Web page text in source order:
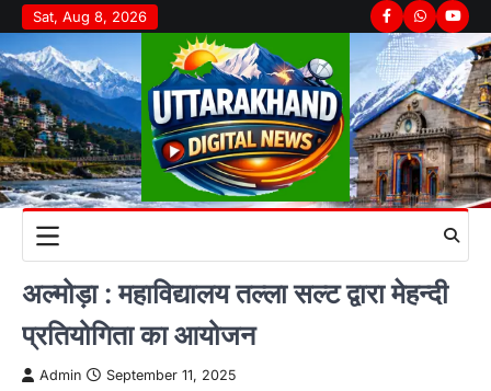
Skip
to
content
Sat, Aug 8, 2026 Facebook
Whatsapp
अल्मोड़ा : महाविद्यालय तल्ला सल्ट द्वारा मेहन्दी
प्रतियोगिता का आयोजन
Admin September 11, 2025